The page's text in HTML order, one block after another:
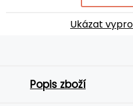
Ukázat
Popis zboží